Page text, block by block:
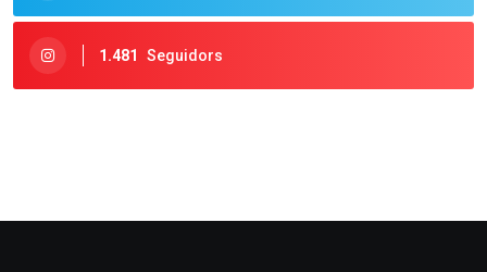
1.481 Seguidors